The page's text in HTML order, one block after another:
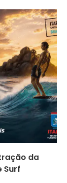
da
Surf